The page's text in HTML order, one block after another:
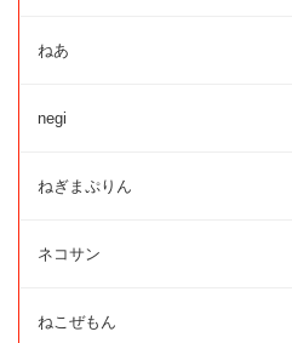
ねあ
negi
ねぎまぷりん
ネコサン
ねこぜもん